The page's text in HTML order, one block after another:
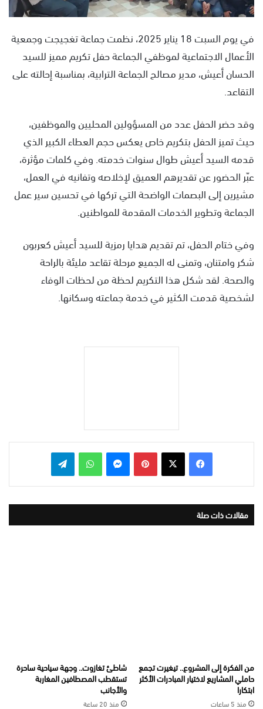
إ
ك
ت
و
ا
في يوم السبت 18 يناير 2025، نظمت جماعة تغجيجت وجمعية
الأعمال الاجتماعية لموظفي الجماعة حفل تكريم مميز للسيد
الحسان أعيش، مدير مصالح الجماعة الترابية، بمناسبة إحالته على
التقاعد.
وقد حضر الحفل عدد من المسؤولين المحليين والموظفين،
حيث تميز الحفل بتكريم خاص يعكس حجم العطاء الكبير الذي
قدمه السيد أعيش طوال سنوات خدمته. وفي كلمات مؤثرة،
عبّر الحضور عن تقديرهم العميق لإخلاصه وتفانيه في العمل،
مشيرين إلى البصمات الواضحة التي تركها في تحسين سير عمل
الجماعة وتطوير الخدمات المقدمة للمواطنين.
وفي ختام الحفل، تم تقديم هدايا رمزية للسيد أعيش كعربون
شكر وامتنان، وتمنى له الجميع مرحلة تقاعد مليئة بالراحة
والصحة. لقد شكل هذا التكريم لحظة من لحظات الوفاء
لشخصية قدمت الكثير في خدمة جماعته وسكانها.
بينتيريست واتساب
مقالات ذات صلة
من الفكرة إلى المشروع.. تيغيرت تجمع
حاملي المشاريع لاختيار المبادرات الأكثر
ابتكارا
منذ 5 ساعات
شاطئ تغازوت.. وجهة سياحية ساحرة
تستقطب المصطافين المغاربة
والأجانب
منذ 20 ساعة